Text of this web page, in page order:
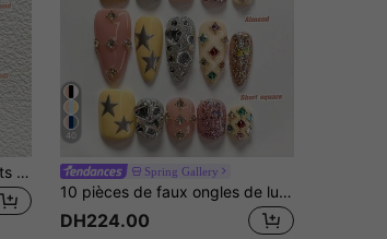
10 pièces Ongles à coller faits main avec motifs floraux d'été, ensemble d'art des ongles en polygel, étoile de mer, perles à bulles colorées, fleur à cinq pétales, vernis à ongles bleu, rose, marron, style frais, comprend les outils pour les ongles, 3 tailles disponibles, forme amande, canard, cercueil, convient pour les fêtes, la danse, le port quotidien
40
Spring Gallery
10 pièces de faux ongles de luxe faits à la main, décorés de strass colorés en forme de rond, de cœur et d'étoile, style à la mode, inclut des outils pour ongles, 3 tailles disponibles : carré, carré court, amande, convient pour les fêtes, la danse, le port quotidien
DH224.00